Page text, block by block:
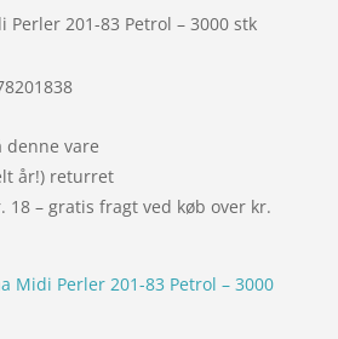
Perler 201-83 Petrol – 3000 stk
denne vare
år!) returret
– gratis fragt ved køb over kr.
Midi Perler 201-83 Petrol – 3000